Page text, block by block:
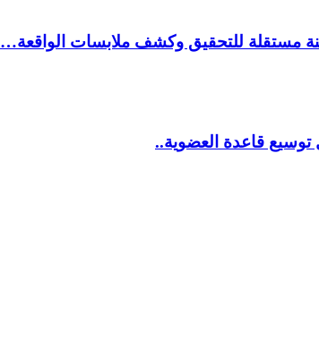
مستقلة للتحقيق وكشف ملابسات الواقعة…
توسيع قاعدة العضوية..